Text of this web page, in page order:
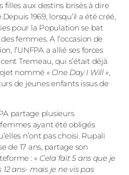
filles aux destins brisés à dire
1969, lorsqu’il a été créé,
pour la Population se bat
femmes. A l’occasion de
l’UNFPA a allié ses forces
Tremeau, qui s’était déjà
nommé « One Day I Will »,
de jeunes enfants issus de
partage plusieurs
ayant été obligés
n’ont pas choisi. Rupali
de 17 ans, partage son
: « Cela fait 5 ans que je
ans- mais je ne vis pas